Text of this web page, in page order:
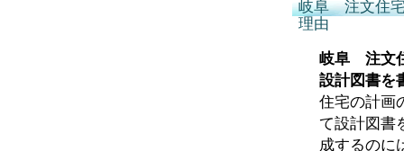
岐阜 注文住
理由
岐阜 注文
設計図書を
住宅の計画
て設計図書
成するのに